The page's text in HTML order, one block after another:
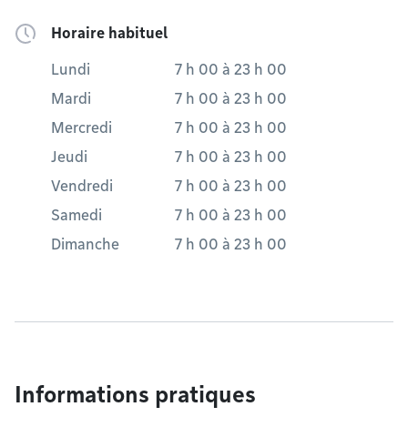
Horaire habituel
Lundi 7 h 00 à 23 h 00
Mardi
7 h 00 à 23 h 00
Mercredi
7 h 00 à 23 h 00
Jeudi
7 h 00 à 23 h 00
Vendredi
7 h 00 à 23 h 00
Samedi
7 h 00 à 23 h 00
Dimanche
7 h 00 à 23 h 00
Informations pratiques